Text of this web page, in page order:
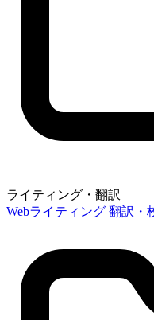
ライティング・翻訳
Webライティング 翻訳・